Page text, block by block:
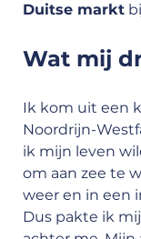
Duitse markt
Wat mij
Ik kom uit een
Noordrijn-
ik mijn leven
om aan zee te
weer en in een
Dus pakte ik